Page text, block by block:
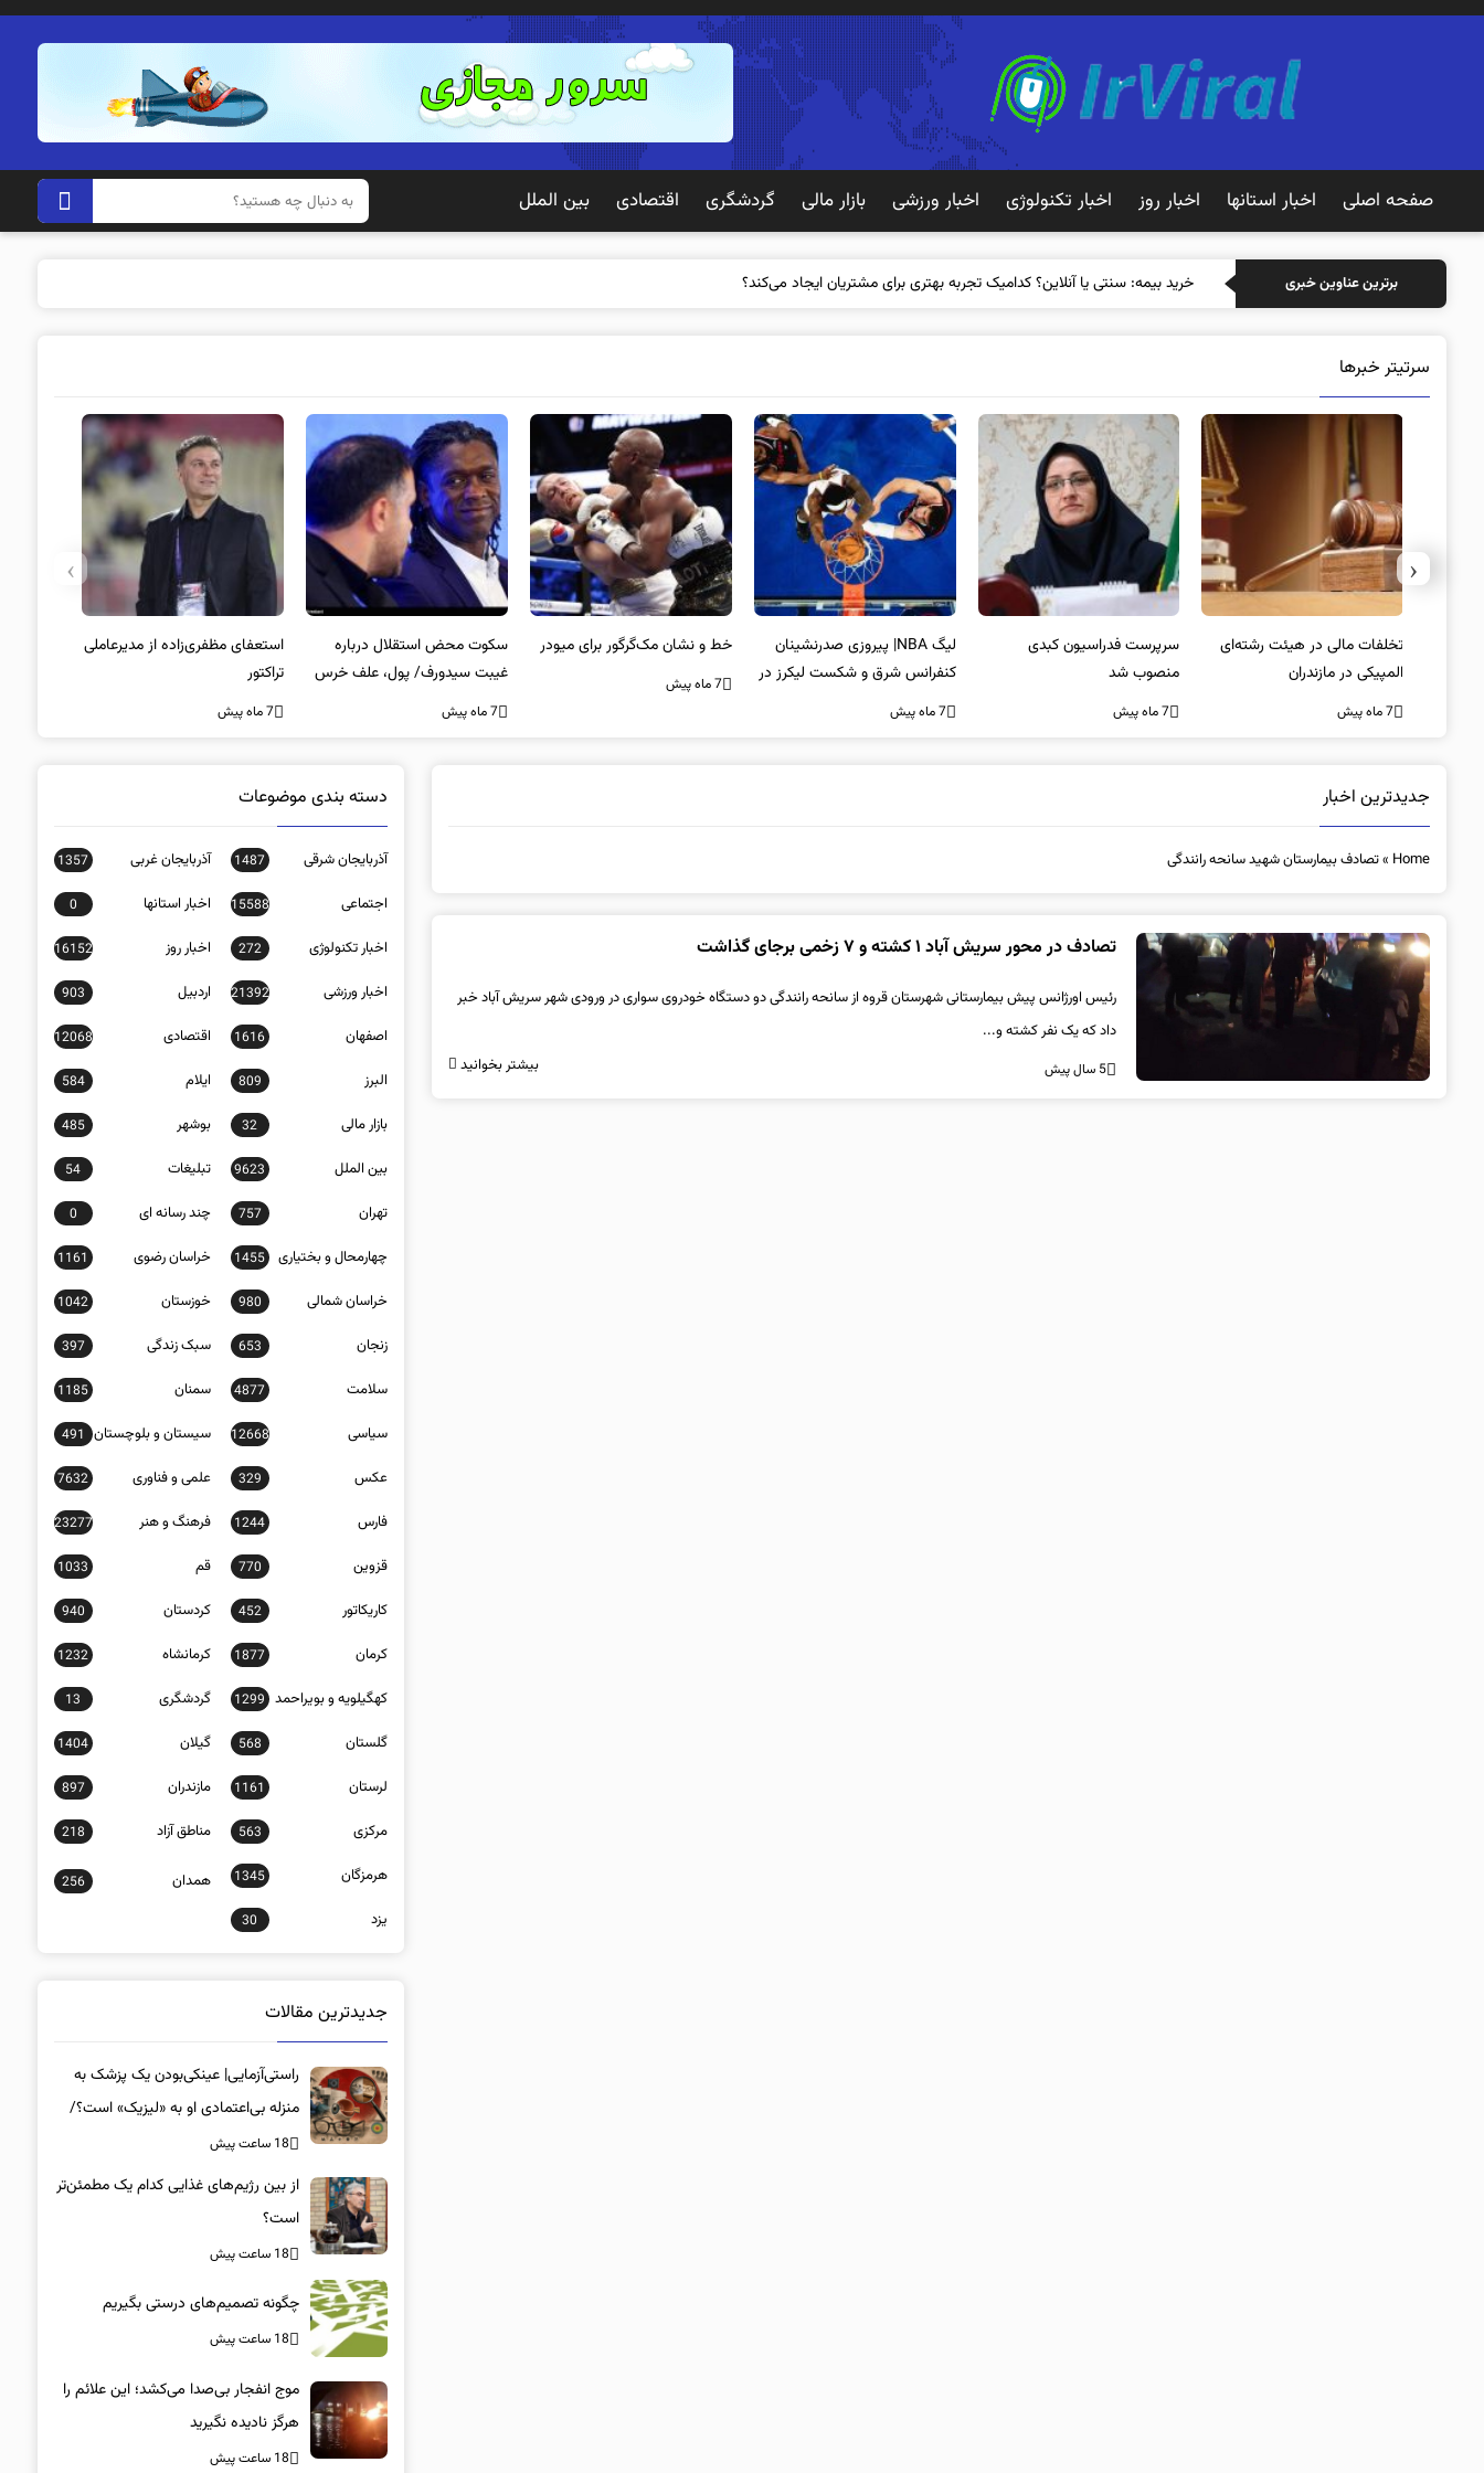
صفحه اصلی اخبار استانها اخبار روز اخبار تکنولوژی اخبار ورزشی بازار مالی گردشگری اقتصادی بین الملل
برترین عناوین خبری خرید
سرتیتر خبرها
تخلفات مالی در هیئت رشته‌ای
المپیکی در مازندران
7 ماه پیش
سرپرست فدراسیون کبدی
منصوب شد
7 ماه پیش
لیگ NBA| پیروزی صدرنشینان
کنفرانس شرق و شکست لیکرز در
غیاب جیمز
7 ماه پیش
خط و نشان مک‌گرگور برای میودر
7 ماه پیش
سکوت محض استقلال درباره
غیبت سیدورف/ پول، علف خرس
است؟
7 ماه پیش
استعفای مظفری‌زاده از مدیرعاملی
تراکتور
7 ماه پیش
‹
›
جدیدترین اخبار
Home
»تصادف بیمارستان شهید سانحه رانندگی
تصادف در محور سریش آباد ۱ کشته و ۷ زخمی برجای گذاشت
رئیس اورژانس پیش بیمارستانی شهرستان قروه از سانحه رانندگی دو دستگاه خودروی سواری در ورودی شهر سریش آباد خبر
داد که یک نفر کشته و...
5 سال پیش بیشتر بخوانید
دسته بندی موضوعات
آذربایجان شرقی 1487 آذربایجان غربی 1357
اجتماعی 15588 اخبار استانها 0
اخبار تکنولوژی 272 اخبار روز 16152
اخبار ورزشی 21392 اردبیل 903
اصفهان 1616 اقتصادی 12068
البرز 809 ایلام 584
بازار مالی 32 بوشهر 485
بین الملل 9623 تبلیغات 54
تهران 757 چند رسانه ای 0
چهارمحال و بختیاری 1455 خراسان رضوی 1161
خراسان شمالی 980 خوزستان 1042
زنجان 653 سبک زندگی 397
سلامت 4877 سمنان 1185
سیاسی 12668 سیستان و بلوچستان 491
عکس 329 علمی و فناوری 7632
فارس 1244 فرهنگ و هنر 23277
قزوین 770 قم 1033
کاریکاتور 452 کردستان 940
کرمان 1877 کرمانشاه 1232
کهگیلویه و بویراحمد 1299 گردشگری 13
گلستان 568 گیلان 1404
لرستان 1161 مازندران 897
مرکزی 563 مناطق آزاد 218
هرمزگان 1345 همدان 256
یزد 30
جدیدترین مقالات
راستی‌آزمایی| عینکی‌بودن یک پزشک به
منزله بی‌اعتمادی او به «لیزیک» است؟/
جراحان، چشم فرزندان خود را لیزیک
می‌کنند؟
18 ساعت پیش
از بین رژیم‌های غذایی کدام یک مطمئن‌تر
است؟‌
18 ساعت پیش
چگونه تصمیم‌های درستی بگیریم
18 ساعت پیش
موج انفجار بی‌صدا می‌کشد؛ این علائم را
هرگز نادیده نگیرید
18 ساعت پیش